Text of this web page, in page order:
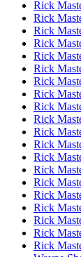
Rick
Rick
Rick
Rick
Rick
Rick
Rick
Rick
Rick
Rick
Rick
Rick
Rick
Rick
Rick
Rick
Rick
Rick
Rick
Rick